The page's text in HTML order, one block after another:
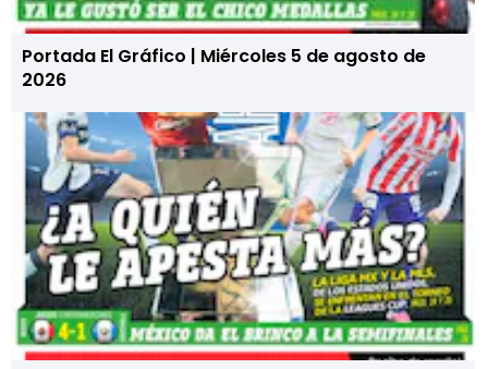
Portada El Gráfico | Miércoles 5 de agosto de
2026